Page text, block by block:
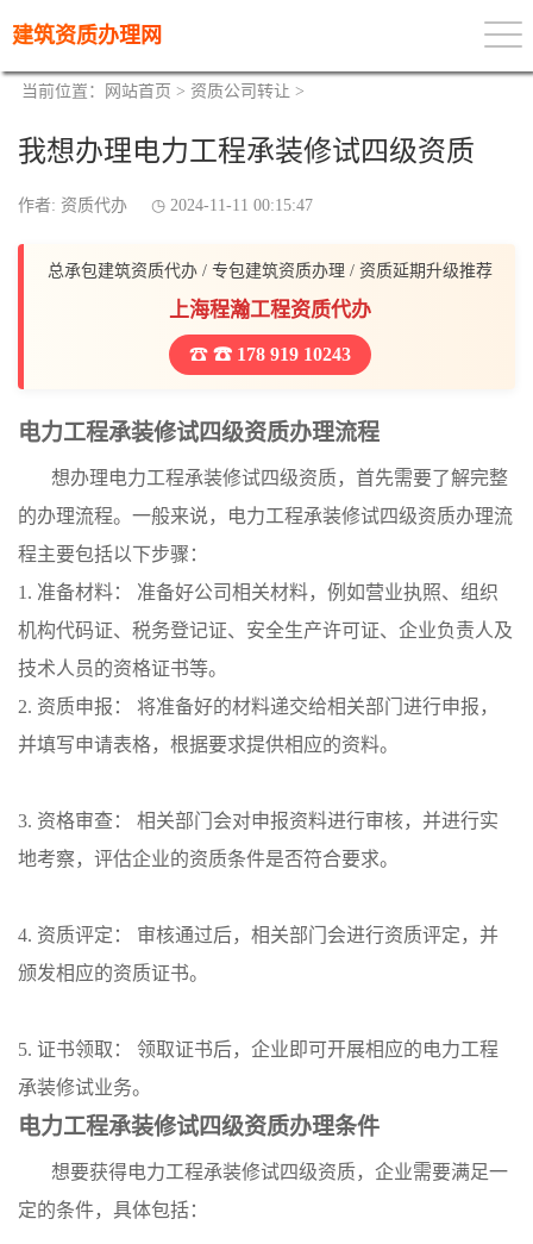
建筑资质办理网
当前位置： 网站首页 > 资质公司转让 >
我想办理电力工程承装修试四级资质
作者: 资质代办 2024-11-11 00:15:47
总承包建筑资质代办 / 专包建筑资质办理 / 资质延期升级推荐
上海程瀚工程资质代办
☎ 178 919 10243
电力工程承装修试四级资质办理流程
想办理电力工程承装修试四级资质，首先需要了解完整
的办理流程。一般来说，电力工程承装修试四级资质办理流
程主要包括以下步骤：
1. 准备材料： 准备好公司相关材料，例如营业执照、组织
机构代码证、税务登记证、安全生产许可证、企业负责人及
技术人员的资格证书等。
2. 资质申报： 将准备好的材料递交给相关部门进行申报，
并填写申请表格，根据要求提供相应的资料。
3. 资格审查： 相关部门会对申报资料进行审核，并进行实
地考察，评估企业的资质条件是否符合要求。
4. 资质评定： 审核通过后，相关部门会进行资质评定，并
颁发相应的资质证书。
5. 证书领取： 领取证书后，企业即可开展相应的电力工程
承装修试业务。
电力工程承装修试四级资质办理条件
想要获得电力工程承装修试四级资质，企业需要满足一
定的条件，具体包括：